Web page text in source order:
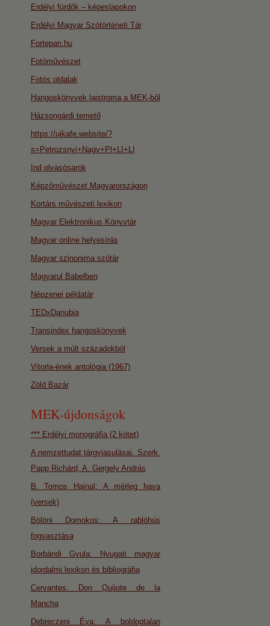
Erdélyi fürdők – képeslapokon
Erdélyi Magyar Szótörténeti Tár
Fortepan.hu
Fotóművészet
Fotós oldalak
Hangoskönyvek lajstroma a MEK-ből
Házsongárdi temető
https://ujkafe.website/?
s=Petrozsnyi+Nagy+Pl+LI+LI
Ind olvasósarok
Képzőművészet Magyarországon
Kortárs művészeti lexikon
Magyar Elektronikus Könyvtár
Magyar online helyesírás
Magyar szinonima szótár
Magyarul Babelben
Népzenei példatár
TEDxDanubia
Transindex hangoskönyvek
Versek a múlt századokból
Vitorla-ének antológia (1967)
Zöld Bazár
MEK-újdonságok
*** Erdélyi monográfia (2 kötet)
A nemzettudat tárgyiasulásai. Szerk.
Papp Richárd, A. Gergely András
B. Tomos Hajnal: A mérleg hava
(versek)
Bölöni Domokos: A rablóhús
fogyasztása
Borbándi Gyula: Nyugati magyar
idordalmi lexikon és bibliográfia
Cervantes: Don Quijote de la
Mancha
Debreczeni Éva: A boldogtalan